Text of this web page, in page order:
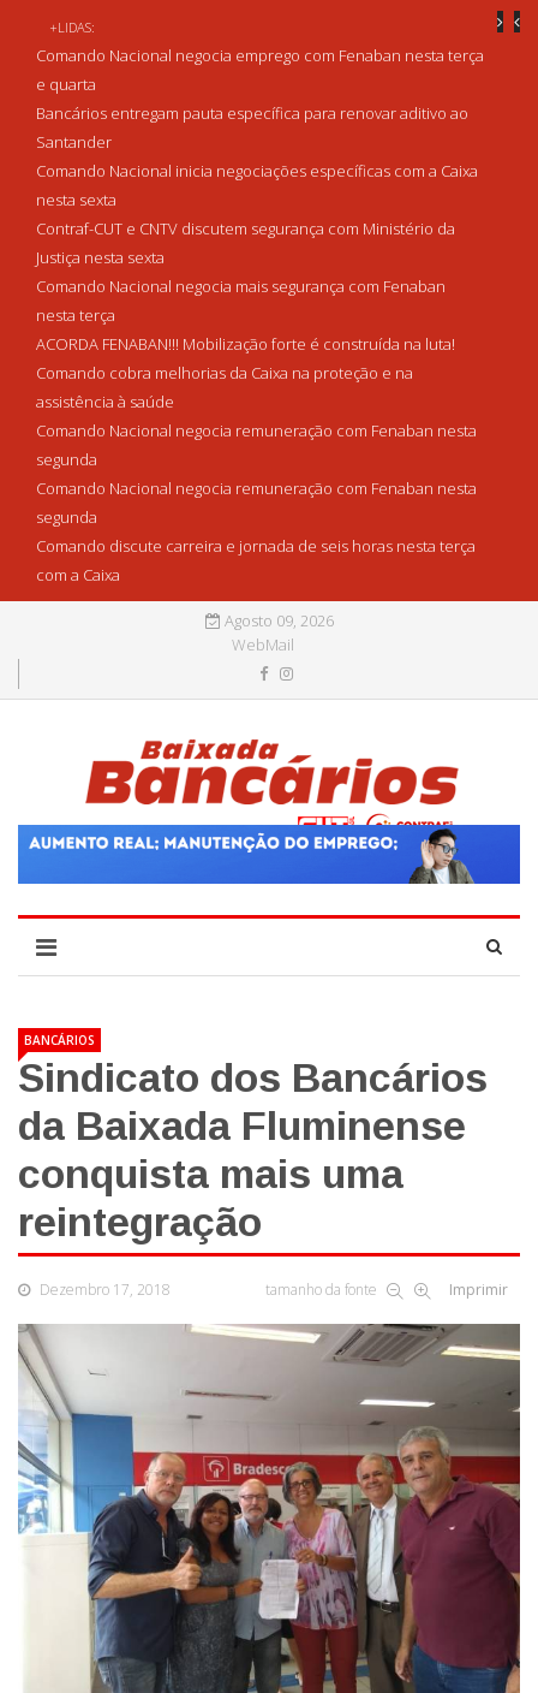
+LIDAS:
Comando Nacional negocia emprego com Fenaban nesta terça
e quarta
Bancários entregam pauta específica para renovar aditivo ao
Santander
Comando Nacional inicia negociações específicas com a Caixa
nesta sexta
Contraf-CUT e CNTV discutem segurança com Ministério da
Justiça nesta sexta
Comando Nacional negocia mais segurança com Fenaban
nesta terça
ACORDA FENABAN!!! Mobilização forte é construída na luta!
Comando cobra melhorias da Caixa na proteção e na
assistência à saúde
Comando Nacional negocia remuneração com Fenaban nesta
segunda
Comando Nacional negocia remuneração com Fenaban nesta
segunda
Comando discute carreira e jornada de seis horas nesta terça
com a Caixa
Agosto 09, 2026
WebMail
BANCÁRIOS
Sindicato dos Bancários
da Baixada Fluminense
conquista mais uma
reintegração
Dezembro 17, 2018 tamanho da fonte Imprimir